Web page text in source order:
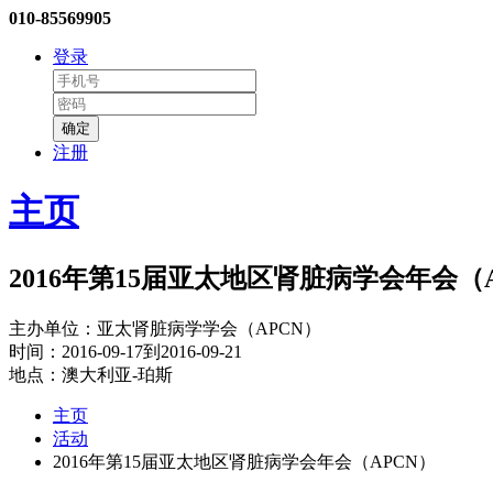
010-85569905
登录
注册
主页
2016年第15届亚太地区肾脏病学会年会（
主办单位：亚太肾脏病学学会（APCN）
时间：2016-09-17到2016-09-21
地点：澳大利亚-珀斯
主页
活动
2016年第15届亚太地区肾脏病学会年会（APCN）